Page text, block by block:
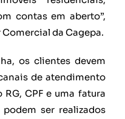
contas em aberto”,
da Cagepa.
os clientes devem
de atendimento
CPF e uma fatura
ser realizados